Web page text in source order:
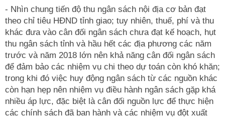
- Nhìn chung tiến độ thu ngân sách nội địa cơ bản đạt
theo chỉ tiêu HĐND tỉnh giao; tuy nhiên, thuế, phí và thu
khác đưa vào cân đối ngân sách chưa đạt kế hoạch, hụt
thu ngân sách tỉnh và hầu hết các địa phương các năm
trước và năm 2018 lớn nên khả năng cân đối ngân sách
để đảm bảo các nhiệm vụ chi theo dự toán còn khó khăn;
trong khi đó việc huy động ngân sách từ các nguồn khác
còn hạn hẹp nên nhiệm vụ điều hành ngân sách gặp khá
nhiều áp lực, đặc biệt là cân đối nguồn lực để thực hiện
các chính sách đã ban hành và các nhiệm vụ đột xuất